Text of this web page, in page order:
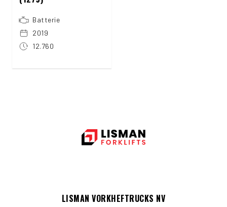
Batterie
2019
12.760
LISMAN VORKHEFTRUCKS NV